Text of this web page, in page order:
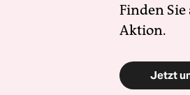
Finden
Aktion.
Jetzt